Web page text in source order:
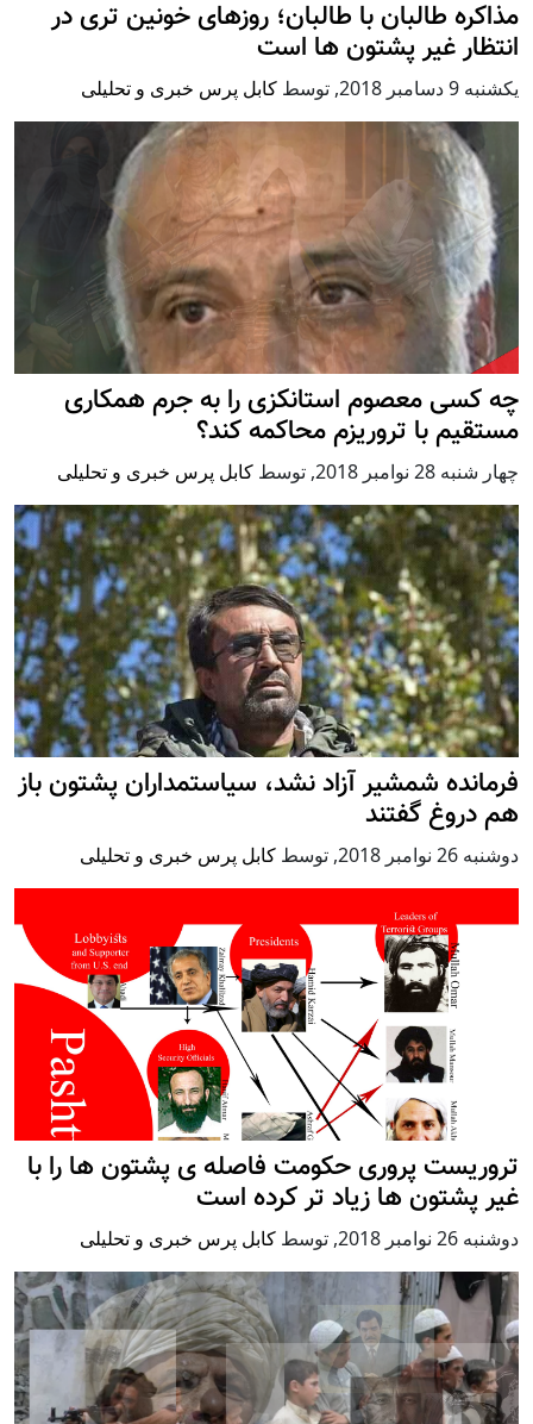
مذاکره طالبان با طالبان؛ روزهای خونین تری در
انتظار غیر پشتون ها است
يكشنبه 9 دسامبر 2018 , توسط کابل پرس خبری و تحلیلی
چه کسی معصوم استانکزی را به جرم همکاری
مستقیم با تروریزم محاکمه کند؟
چهار شنبه 28 نوامبر 2018 , توسط کابل پرس خبری و تحلیلی
فرمانده شمشیر آزاد نشد، سیاستمداران پشتون باز
هم دروغ گفتند
دوشنبه 26 نوامبر 2018 , توسط کابل پرس خبری و تحلیلی
تروریست پروری حکومت فاصله ی پشتون ها را با
غیر پشتون ها زیاد تر کرده است
دوشنبه 26 نوامبر 2018 , توسط کابل پرس خبری و تحلیلی